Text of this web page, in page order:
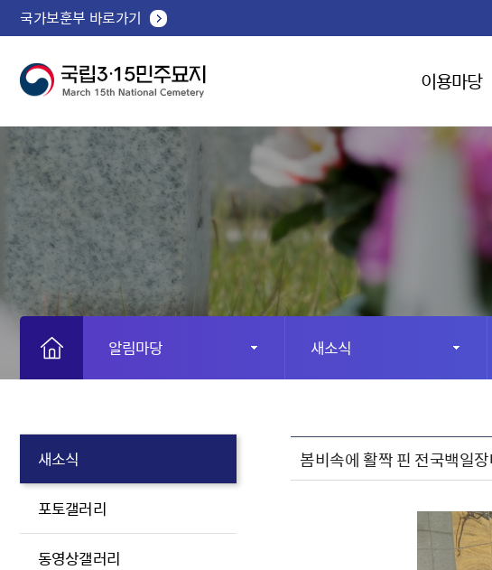
국가보훈부 바로가기
이용마당
알림마당 새소식
새소식
포토갤러리
동영상갤러리
봄비속에 활짝 핀 전국백일